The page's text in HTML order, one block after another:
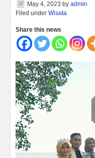
May 4, 2023 by admin
Filed under Wisata
Share this news